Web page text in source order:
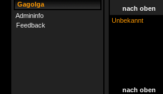
Gagolga
Admininfo
Feedback
nach oben
Unbekannt
nach oben